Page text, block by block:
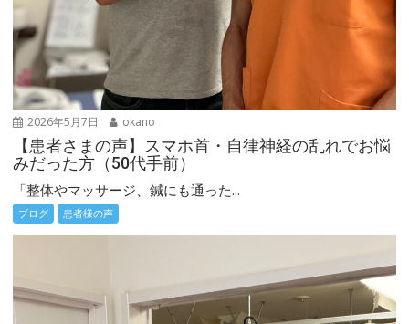
2026年5月7日 okano
【患者さまの声】スマホ首・自律神経の乱れでお悩
みだった方（50代手前）
「整体やマッサージ、鍼にも通った...
ブログ 患者様の声